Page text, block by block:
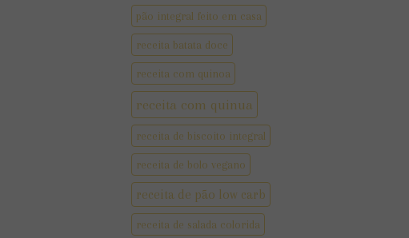
pão integral feito em casa
receita batata doce
receita com quinoa
receita com quinua
receita de biscoito integral
receita de bolo vegano
receita de pão low carb
receita de salada colorida